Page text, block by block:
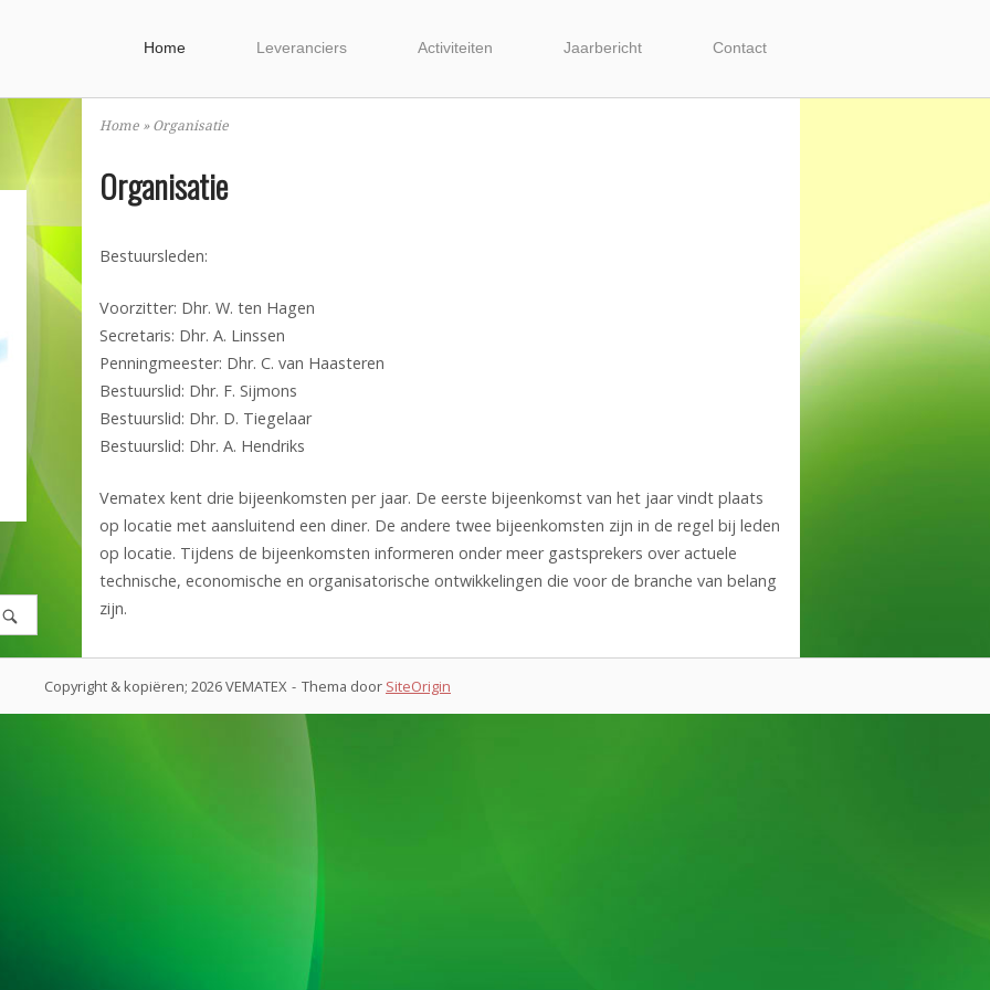
Home Leveranciers Activiteiten Jaarbericht Contact
Home »Organisatie
Organisatie
Bestuursleden:
Voorzitter: Dhr. W. ten Hagen
Secretaris: Dhr. A. Linssen
Penningmeester: Dhr. C. van Haasteren
Bestuurslid: Dhr. F. Sijmons
Bestuurslid: Dhr. D. Tiegelaar
Bestuurslid: Dhr. A. Hendriks
Vematex kent drie bijeenkomsten per jaar. De eerste bijeenkomst van het jaar vindt plaats
op locatie met aansluitend een diner. De andere twee bijeenkomsten zijn in de regel bij leden
op locatie. Tijdens de bijeenkomsten informeren onder meer gastsprekers over actuele
technische, economische en organisatorische ontwikkelingen die voor de branche van belang
zijn.
Copyright & kopiëren; 2026 VEMATEX Thema door SiteOrigin